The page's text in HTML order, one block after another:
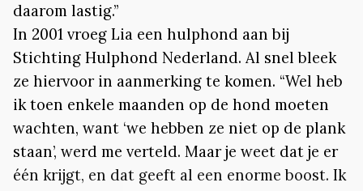
daarom lastig.”
In 2001 vroeg Lia een hulphond aan bij
Stichting Hulphond Nederland. Al snel bleek
ze hiervoor in aanmerking te komen. “Wel heb
ik toen enkele maanden op de hond moeten
wachten, want ‘we hebben ze niet op de plank
staan’, werd me verteld. Maar je weet dat je er
één krijgt, en dat geeft al een enorme boost. Ik